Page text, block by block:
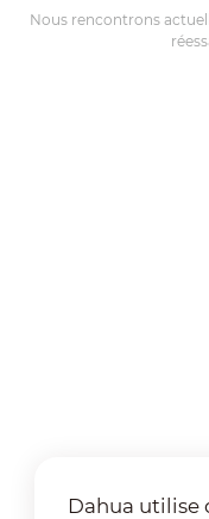
Nous rencontrons
Dahua utilise